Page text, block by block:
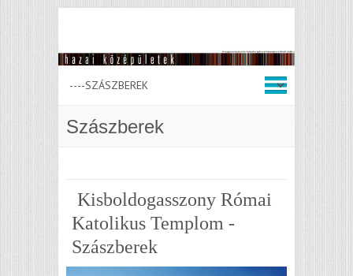
Szászberek
Kisboldogasszony Római
Katolikus Templom -
Szászberek